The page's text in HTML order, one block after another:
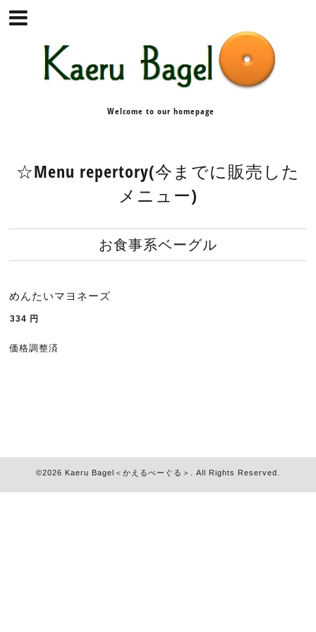
Welcome to our homepage
☆Menu repertory(今までに販売した
メニュー)
お食事系ベーグル
めんたいマヨネーズ
334 円
価格調整済
©2026 Kaeru Bagel＜かえるべーぐる＞ . All Rights Reserved.